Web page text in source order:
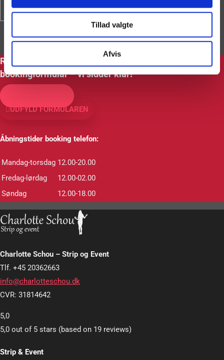
Tillad valgte
Afvis
Ring og
bookingformular – vi sidder klar!
UDFYLD FORMULAREN
Åbningstider booking telefon:
Mandag-torsdag 12.00-20.00
Fredag-lørdag
12.00-02.00
Søndag
12.00-18.00
Charlotte Schou – Strip og Event
Tlf. +45 20362663
info@charlotteschou.dk
CVR: 31814642
5,0
5,0 out of 5 stars (based on 19 reviews)
Strip & Event